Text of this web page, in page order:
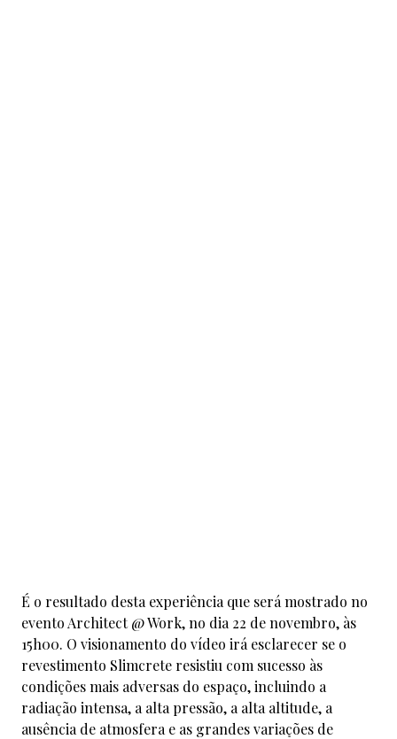
É o resultado desta experiência que será mostrado no
evento Architect @ Work, no dia 22 de novembro, às
15h00. O visionamento do vídeo irá esclarecer se o
revestimento Slimcrete resistiu com sucesso às
condições mais adversas do espaço, incluindo a
radiação intensa, a alta pressão, a alta altitude, a
ausência de atmosfera e as grandes variações de